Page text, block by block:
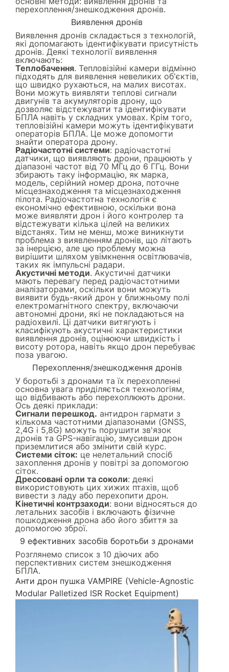
перехоплення/знешкодження дронів.
Виявлення дронів
Виявлення дронів складається з технологій,
які допомагають ідентифікувати присутність
дронів. Деякі технології виявлення
включають:
Теплобачення. Тепловізійні камери відмінно
підходять для виявлення невеликих об'єктів,
що швидко рухаються, на малих висотах.
Вони можуть виявляти теплові сигнали
двигунів та акумуляторів дрону, що
дозволяє відстежувати та ідентифікувати
БПЛА навіть у складних умовах. Крім того,
тепловізійні камери можуть ідентифікувати
операторів БПЛА. Це може допомогти
знайти оператора дрону.
Радіочастотні системи: радіочастотні
датчики, що виявляють дрони, працюють у
діапазоні частот від 70 МГц до 6 ГГц. Вони
збирають таку інформацію, як марка,
модель, серійний номер дрона, поточне
місцезнаходження та місцезнаходження
пілота. Радіочастотна технологія є
економічно ефективною, оскільки вона
може виявляти дрон і його контролер та
відстежувати кілька цілей на великих
відстанях. Тим не менш, може виникнути
проблема з виявленням дронів, що літають
за інерцією, але цю проблему можна
вирішити шляхом увімкнення освітлювачів,
таких як імпульсні радари.
Акустичні методи. Акустичні датчики
мають перевагу перед радіочастотними
аналізаторами, оскільки вони можуть
виявити будь-який дрон у ближньому полі
електромагнітного спектру, включаючи
автономні дрони, які не покладаються на
радіохвилі. Ці датчики витягують і
класифікують акустичні характеристики
виявлення дронів, оцінюючи швидкість і
висоту ротора, навіть якщо дрон перебуває
поза увагою.
Перехоплення/знешкодження дронів
У боротьбі з дронами та їх перехопленні
основна увага приділяється технологіям,
що відбивають або перехоплюють дрони.
Ось деякі приклади:
Сигнали перешкод. антидрон гармати з
кількома частотними діапазонами (GNSS,
2,4G і 5,8G) можуть порушити зв'язок
дронів та GPS-навігацію, змусивши дрон
приземлитися або змінити свій курс.
Системи сіток: це нелетальний спосіб
захоплення дронів у повітрі за допомогою
сіток.
Дрессовані орли та соколи: деякі
використовують цих хижих птахів, щоб
вивести з ладу або перехопити дрон.
Кінетичні контрзаходи: вони відносяться до
летальних засобів і включають фізичне
пошкодження дрона або його збиття за
допомогою зброї.
9 ефективних засобів боротьби з дронами
Розглянемо список з 10 діючих або
перспективних систем знешкодження
БПЛА.
Анти дрон пушка VAMPIRE (Vehicle-Agnostic
Modular Palletized ISR Rocket Equipment)